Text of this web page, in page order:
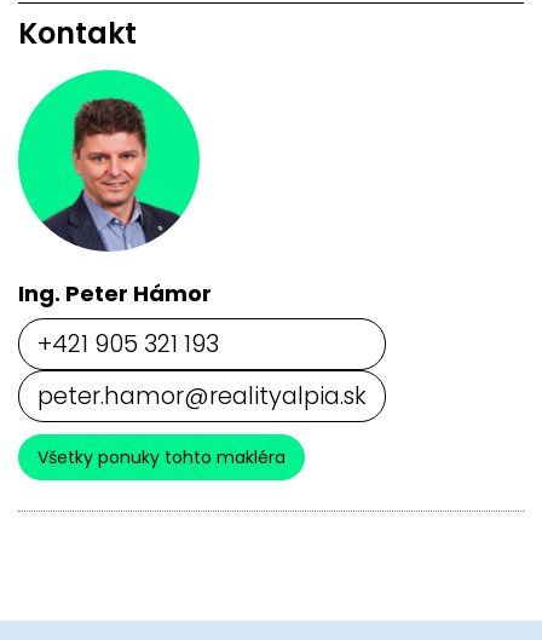
Kontakt
Ing. Peter Hámor
+421 905 321 193
peter.hamor@realityalpia.sk
Všetky ponuky tohto makléra